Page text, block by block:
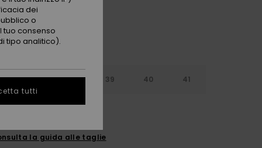
37 38 39 40 41
la guida alle taglie
dei
o
tuo consenso
tipo analitico).
tutti